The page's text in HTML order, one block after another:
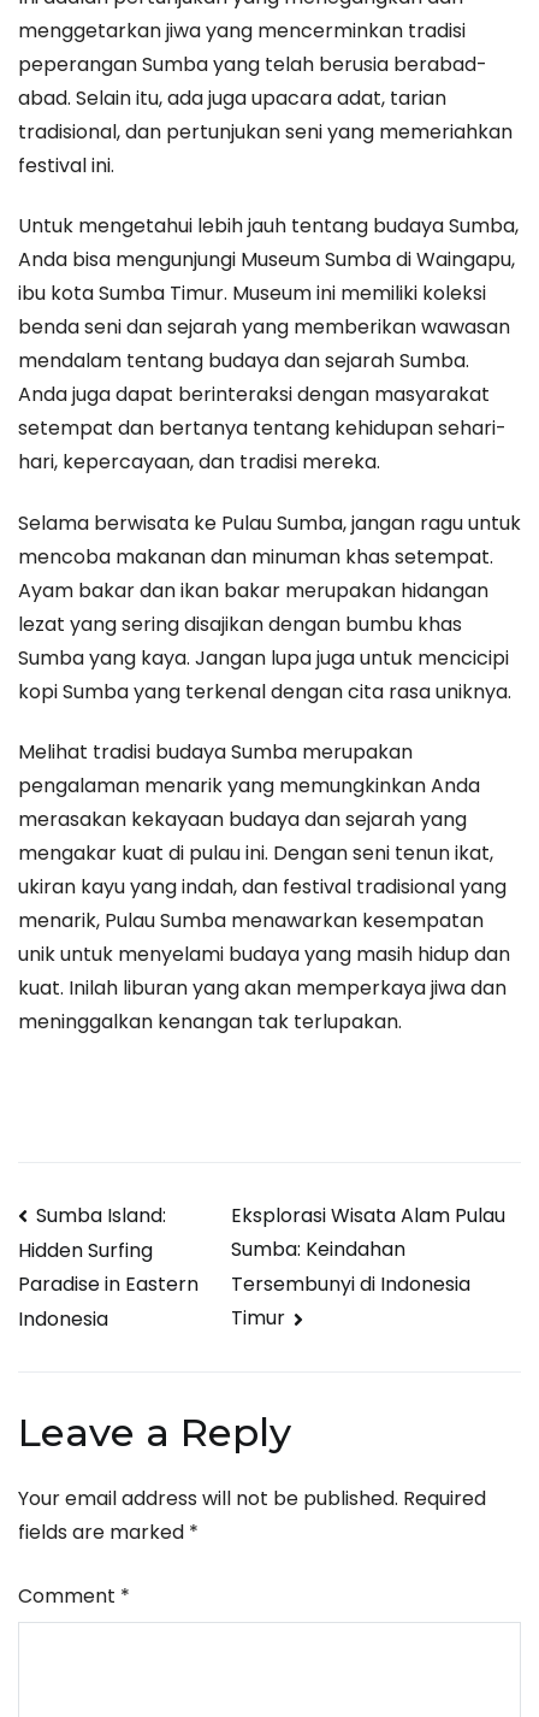
menggetarkan jiwa yang mencerminkan tradisi
peperangan Sumba yang telah berusia berabad-
abad. Selain itu, ada juga upacara adat, tarian
tradisional, dan pertunjukan seni yang memeriahkan
festival ini.
Untuk mengetahui lebih jauh tentang budaya Sumba,
Anda bisa mengunjungi Museum Sumba di Waingapu,
ibu kota Sumba Timur. Museum ini memiliki koleksi
benda seni dan sejarah yang memberikan wawasan
mendalam tentang budaya dan sejarah Sumba.
Anda juga dapat berinteraksi dengan masyarakat
setempat dan bertanya tentang kehidupan sehari-
hari, kepercayaan, dan tradisi mereka.
Selama berwisata ke Pulau Sumba, jangan ragu untuk
mencoba makanan dan minuman khas setempat.
Ayam bakar dan ikan bakar merupakan hidangan
lezat yang sering disajikan dengan bumbu khas
Sumba yang kaya. Jangan lupa juga untuk mencicipi
kopi Sumba yang terkenal dengan cita rasa uniknya.
Melihat tradisi budaya Sumba merupakan
pengalaman menarik yang memungkinkan Anda
merasakan kekayaan budaya dan sejarah yang
mengakar kuat di pulau ini. Dengan seni tenun ikat,
ukiran kayu yang indah, dan festival tradisional yang
menarik, Pulau Sumba menawarkan kesempatan
unik untuk menyelami budaya yang masih hidup dan
kuat. Inilah liburan yang akan memperkaya jiwa dan
meninggalkan kenangan tak terlupakan.
Post
navigation
Sumba Island:
Hidden Surfing
Paradise in Eastern
Indonesia
Eksplorasi Wisata Alam Pulau
Sumba: Keindahan
Tersembunyi di Indonesia
Timur
Leave a Reply
Your email address will not be published. Required
fields are marked *
Comment *